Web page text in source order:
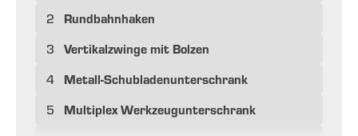
2 Rundbahnhaken
3 Vertikalzwinge mit Bolzen
4 Metall-Schubladenunterschrank
5 Multiplex Werkzeugunterschrank